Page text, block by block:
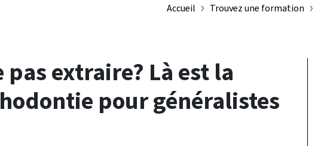
Accueil Trouvez une formation
extraire? Là est la
pour généralistes